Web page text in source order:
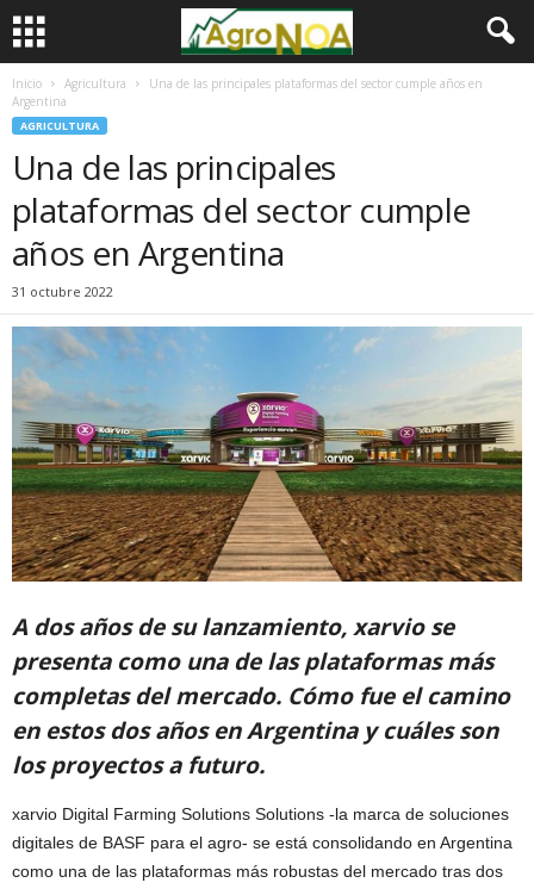
Inicio Agricultura
Una de las principales plataformas del sector cumple años en
Argentina
AGRICULTURA
Una de las principales
plataformas del sector cumple
años en Argentina
31 octubre 2022
A dos años de su lanzamiento, xarvio se
presenta como una de las plataformas más
completas del mercado. Cómo fue el camino
en estos dos años en Argentina y cuáles son
los proyectos a futuro.
xarvio Digital Farming Solutions Solutions -la marca de soluciones
digitales de BASF para el agro- se está consolidando en Argentina
como una de las plataformas más robustas del mercado tras dos